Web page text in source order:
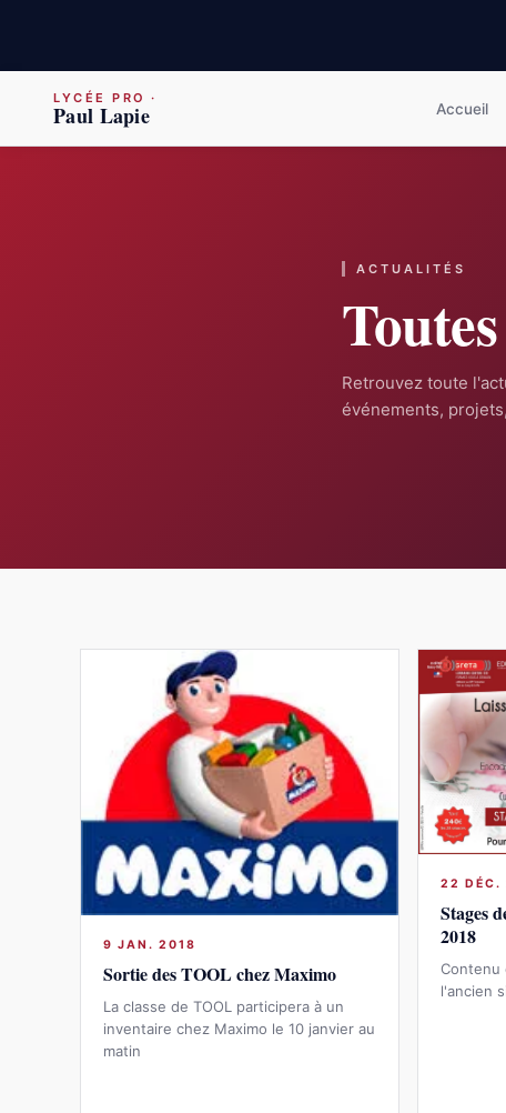
LYCÉE PRO ·
Paul Lapie Accueil
ACTUALITÉS
Retrouvez toute
événements,
9 JAN. 2018
Sortie des TOOL chez Maximo
La classe de TOOL participera à un
inventaire chez Maximo le 10 janvier au
matin
22 DÉC.
Stages
2018
Contenu
l'ancien